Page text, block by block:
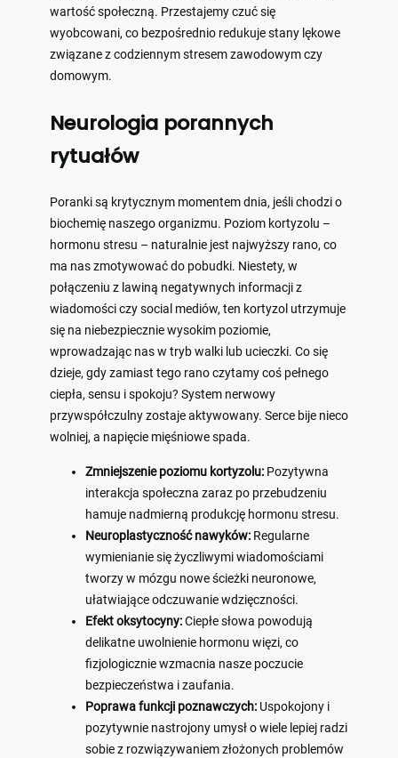
wartość społeczną. Przestajemy czuć się
wyobcowani, co bezpośrednio redukuje stany lękowe
związane z codziennym stresem zawodowym czy
domowym.
Neurologia porannych
rytuałów
Poranki są krytycznym momentem dnia, jeśli chodzi o
biochemię naszego organizmu. Poziom kortyzolu –
hormonu stresu – naturalnie jest najwyższy rano, co
ma nas zmotywować do pobudki. Niestety, w
połączeniu z lawiną negatywnych informacji z
wiadomości czy social mediów, ten kortyzol utrzymuje
się na niebezpiecznie wysokim poziomie,
wprowadzając nas w tryb walki lub ucieczki. Co się
dzieje, gdy zamiast tego rano czytamy coś pełnego
ciepła, sensu i spokoju? System nerwowy
przywspółczulny zostaje aktywowany. Serce bije nieco
wolniej, a napięcie mięśniowe spada.
Zmniejszenie poziomu kortyzolu: Pozytywna
interakcja społeczna zaraz po przebudzeniu
hamuje nadmierną produkcję hormonu stresu.
Neuroplastyczność nawyków: Regularne
wymienianie się życzliwymi wiadomościami
tworzy w mózgu nowe ścieżki neuronowe,
ułatwiające odczuwanie wdzięczności.
Efekt oksytocyny:Ciepłe słowa powodują
delikatne uwolnienie hormonu więzi, co
fizjologicznie wzmacnia nasze poczucie
bezpieczeństwa i zaufania.
Poprawa funkcji poznawczych: Uspokojony i
pozytywnie nastrojony umysł o wiele lepiej radzi
sobie z rozwiązywaniem złożonych problemów